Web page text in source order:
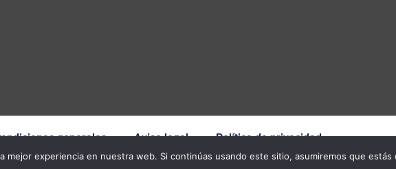
generales Aviso legal Política de privacidad
© 2026 All Rights Reserved.
mejor experiencia en nuestra web. Si continúas usando este sitio, asumiremos que estás